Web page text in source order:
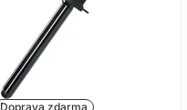
Doprava zdarma